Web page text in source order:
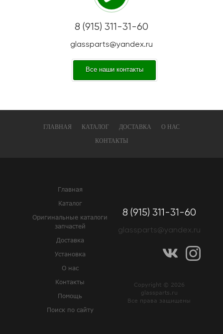
8 (915) 311-31-60
glassparts@yandex.ru
Все наши контакты
ГЛАВНАЯ КАТАЛОГ ДОСТАВКА
О НАС
КОНТАКТЫ
Главная
Каталог
Оригинальные каталоги
запчастей
Доставка
Установка
О нас
Контакты
Помощь
Поиск по сайту
8 (915) 311-31-60
glassparts@yandex.ru
Copyright © 2026
glassparts.ru
Все права защищены